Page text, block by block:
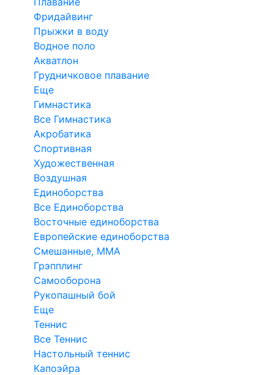
Фридайвинг
Прыжки в воду
Водное поло
Акватлон
Грудничковое плавание
Еще
Гимнастика
Все Гимнастика
Акробатика
Спортивная
Художественная
Воздушная
Единоборства
Все Единоборства
Восточные единоборства
Европейские единоборства
Смешанные, ММА
Грэпплинг
Самооборона
Рукопашный бой
Еще
Теннис
Все Теннис
Настольный теннис
Капоэйра